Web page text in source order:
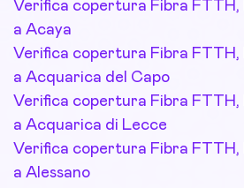
Verifica copertura Fibra FTTH,
a Acaya
Verifica copertura Fibra FTTH,
a Acquarica del Capo
Verifica copertura Fibra FTTH,
a Acquarica di Lecce
Verifica copertura Fibra FTTH,
a Alessano